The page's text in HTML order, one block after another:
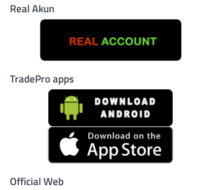
Real Akun
TradePro apps
Official Web